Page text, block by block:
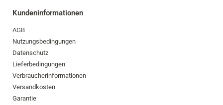
Kundeninformationen
AGB
Nutzungsbedingungen
Datenschutz
Lieferbedingungen
Verbraucherinformationen
Versandkosten
Garantie